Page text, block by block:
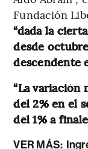
Fundación
“dada la
desde
descendente
“La variación
del 2% en el
del 1% a
VER MÁS: